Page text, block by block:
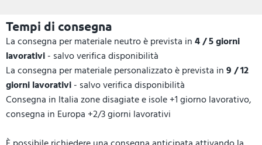
Tempi di consegna
La consegna per materiale neutro è prevista in4 / 5 giorni
lavorativi- salvo verifica disponibilità
La consegna per materiale personalizzato è prevista in9 / 12
giorni lavorativi- salvo verifica disponibilità
Consegna in Italia zone disagiate e isole +1 giorno lavorativo,
consegna in Europa +2/3 giorni lavorativi